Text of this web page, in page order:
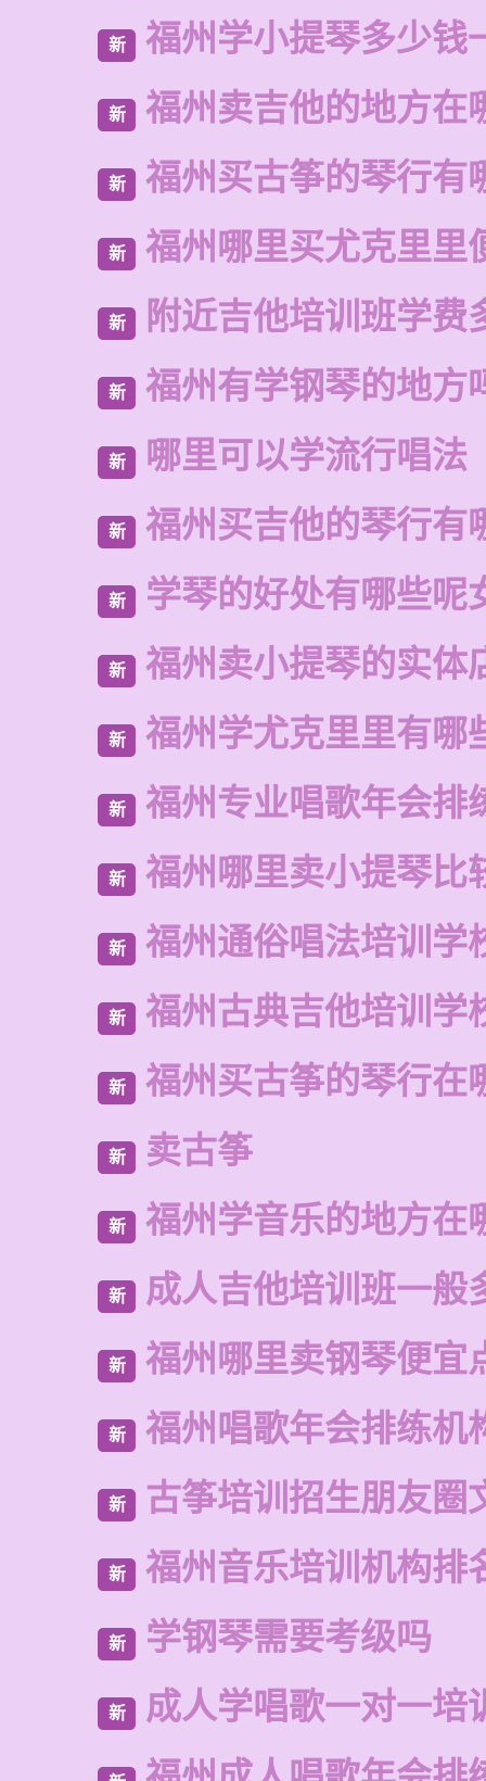
新 福州学小提琴多少钱
新 福州卖吉他的地方在
新 福州买古筝的琴行有
新 福州哪里买尤克里里
新 附近吉他培训班学费
新 福州有学钢琴的地方
新 哪里可以学流行唱法
新 福州买吉他的琴行有
新 学琴的好处有哪些呢
新 福州卖小提琴的实体
新 福州学尤克里里有哪
新 福州专业唱歌年会排
新 福州哪里卖小提琴比
新 福州通俗唱法培训学
新 福州古典吉他培训学
新 福州买古筝的琴行在
新 卖古筝
新 福州学音乐的地方在
新 成人吉他培训班一般
新 福州哪里卖钢琴便宜
新 福州唱歌年会排练机
新 古筝培训招生朋友圈
新 福州音乐培训机构排
新 学钢琴需要考级吗
新 成人学唱歌一对一培